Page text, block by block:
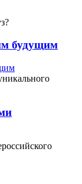
будущим